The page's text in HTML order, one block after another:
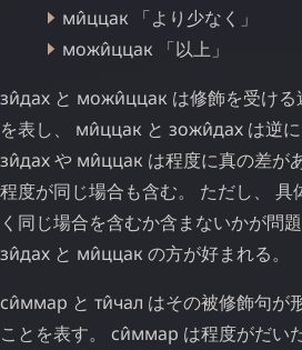
ми̂ццак 「より少なく」
можи̂ццак 「以上」
зи̂дах と можи̂ццак は修飾を受け
を表し、 ми̂ццак と зожи̂дах は逆
зи̂дахや ми̂ццак は程度に真の差が
程度が同じ場合も含む。 ただし、
く同じ場合を含むか含まないかが問
зи̂дах と ми̂ццак の方が好まれる。
си̂ммар と ти̂чал はその被修飾句が
ことを表す。 си̂ммар は程度がだい